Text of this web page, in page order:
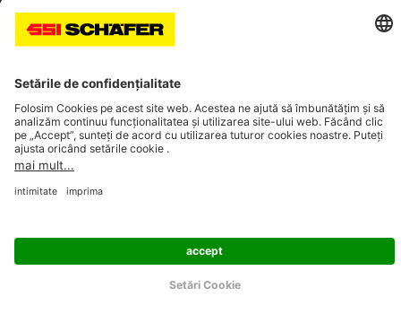
SSI facebookSSI youtubeSSI linkedin
Navigate to home page
© 2026